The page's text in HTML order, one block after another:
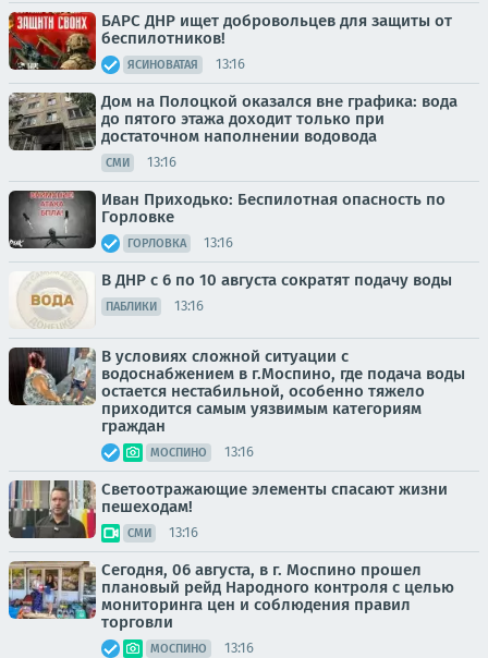
БАРС ДНР ищет добровольцев для защиты от
беспилотников!
ЯСИНОВАТАЯ 13:16
Дом на Полоцкой оказался вне графика: вода
до пятого этажа доходит только при
достаточном наполнении водовода
СМИ 13:16
Иван Приходько: Беспилотная опасность по
Горловке
ГОРЛОВКА 13:16
В ДНР с 6 по 10 августа сократят подачу воды
ПАБЛИКИ 13:16
В условиях сложной ситуации с
водоснабжением в г.Моспино, где подача воды
остается нестабильной, особенно тяжело
приходится самым уязвимым категориям
граждан
МОСПИНО 13:16
Светоотражающие элементы спасают жизни
пешеходам!
СМИ 13:16
Сегодня, 06 августа, в г. Моспино прошел
плановый рейд Народного контроля с целью
мониторинга цен и соблюдения правил
торговли
МОСПИНО 13:16